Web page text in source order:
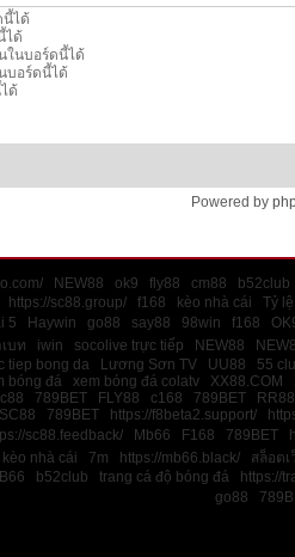
ได้
ได้
ในบอร์ดนี้ได้
บอร์ดนี้ได้
ด้
Powered by
NEW88 ok9 fly88 cm88 b52club
https://sc88.group/ f168 kèo nhà cái Tỷ
5 Haywin go88 say88 98win f168
บท iwin socolive trực tiếp NEW88
tiep bong da Lương Sơn TV UU88 55
bóng đá xem bóng đá colatv XX88.COM
789BET FLY88 c168 789BET RR88
SC88 789BET https://f8beta2.support/
sc88.feedback/ Mb66 F168 789BET
kèo nhà cái 7m https://mb66.black/ สล็อตเ
b52club trang cá độ bóng đá https://
go88